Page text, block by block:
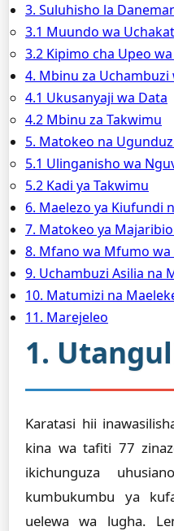
3. Suluhisho la
3.1 Muundo wa
3.2 Kipimo cha Upeo
4. Mbinu za Uchambuzi
4.1 Ukusanyaji wa Data
4.2 Mbinu za Takwimu
5. Matokeo na
5.1 Ulinganisho wa
5.2 Kadi ya Takwimu
6. Maelezo ya Kiufundi
7. Matokeo ya
8. Mfano wa Mfumo
9. Uchambuzi Asilia na
10. Matumizi na
11. Marejeleo
1.
Karatasi hii
kina wa tafiti 77
ikichunguza
kumbukumbu ya
uelewa wa lugha.